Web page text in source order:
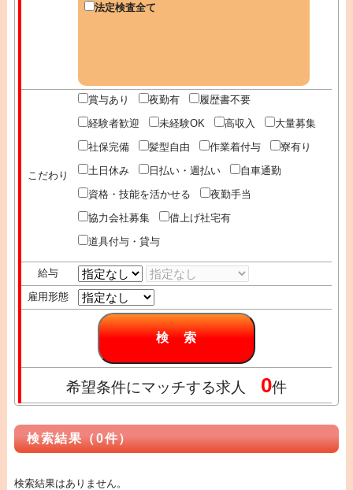
法定検査全て
こだわり
賞与あり 夜勤有
履歴書不要
経験者歓迎
未経験OK 高収入
大量募集
社保完備
髪型自由 作業着付与
寮有り
土日休み
日払い・週払い
自車通勤
資格・技能を活かせる
夜勤手当
協力会社募集
借上げ社宅有
道具付与・貸与
給与
雇用形態
希望条件にマッチする求人 0件
検索結果（0件）
検索結果はありません。